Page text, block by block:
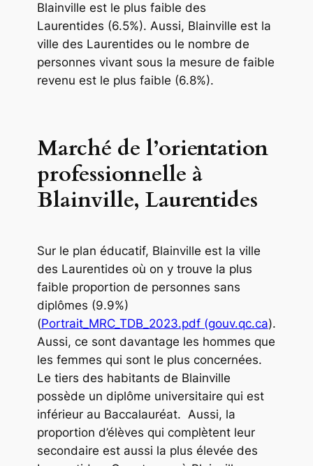
Blainville est le plus faible des
Laurentides (6.5%). Aussi, Blainville est la
ville des Laurentides ou le nombre de
personnes vivant sous la mesure de faible
revenu est le plus faible (6.8%).
Marché de l’orientation
professionnelle à
Blainville, Laurentides
Sur le plan éducatif, Blainville est la ville
des Laurentides où on y trouve la plus
faible proportion de personnes sans
diplômes (9.9%)
(Portrait_MRC_TDB_2023.pdf (gouv.qc.ca).
Aussi, ce sont davantage les hommes que
les femmes qui sont le plus concernées.
Le tiers des habitants de Blainville
possède un diplôme universitaire qui est
inférieur au Baccalauréat. Aussi, la
proportion d’élèves qui complètent leur
secondaire est aussi la plus élevée des